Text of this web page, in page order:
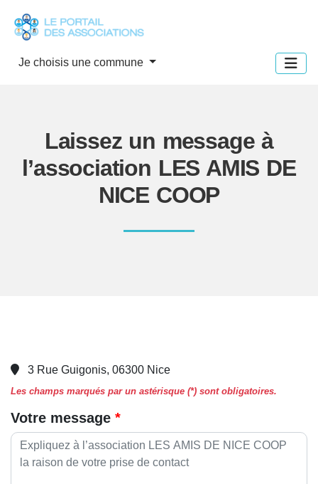
Je choisis une commune
Laissez un message à
l’association LES AMIS DE
NICE COOP
3 Rue Guigonis, 06300 Nice
Les champs marqués par un astérisque (*) sont obligatoires.
Votre message